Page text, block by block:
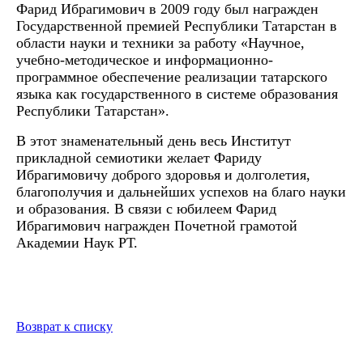
Фарид Ибрагимович в 2009 году был награжден
Государственной премией Республики Татарстан в
области науки и техники за работу «Научное,
учебно-методическое и информационно-
программное обеспечение реализации татарского
языка как государственного в системе образования
Республики Татарстан».
В этот знаменательный день весь Институт
прикладной семиотики желает Фариду
Ибрагимовичу доброго здоровья и долголетия,
благополучия и дальнейших успехов на благо науки
и образования. В связи с юбилеем Фарид
Ибрагимович награжден Почетной грамотой
Академии Наук РТ.
Возврат к списку